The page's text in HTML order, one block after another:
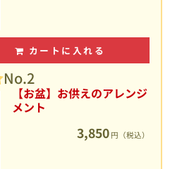
カートに入れる
No.2
【お盆】お供えのアレンジ
メント
3,850 円（税込）